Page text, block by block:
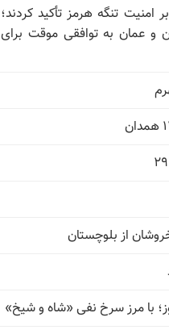
امنیت تنگه هرمز تأکید کردند؛
و عمان به توافقی موقت برای
از بلوچستان
با مرز سرخ نفی «شاه و شیخ»